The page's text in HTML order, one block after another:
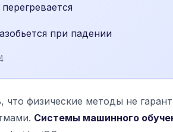
при падении
что физические методы не
Системы машинного